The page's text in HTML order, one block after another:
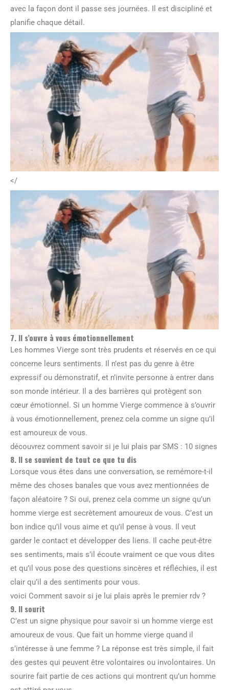
avec la façon dont il passe ses journées. Il est discipliné et
planifie chaque détail.
</
7. Il s’ouvre à vous émotionnellement
Les hommes Vierge sont très prudents et réservés en ce qui
concerne leurs sentiments. Il n’est pas du genre à être
expressif ou démonstratif, et n’invite personne à entrer dans
son monde intérieur. Il a des barrières qui protègent son
cœur émotionnel. Si un homme Vierge commence à s’ouvrir
à vous émotionnellement, prenez cela comme un signe qu’il
est amoureux de vous.
découvrez comment savoir si je lui plais par SMS : 10 signes
8. Il se souvient de tout ce que tu dis
Lorsque vous êtes dans une conversation, se remémore-t-il
même des choses banales que vous avez mentionnées de
façon aléatoire ? Si oui, prenez cela comme un signe qu’un
homme vierge est secrètement amoureux de vous. C’est un
bon indice qu’il vous aime et qu’il pense à vous. Il veut
garder le contact et développer des liens. Il cache peut-être
ses sentiments, mais s’il écoute vraiment ce que vous dites
et qu’il vous pose des questions sincères et réfléchies, il est
clair qu’il a des sentiments pour vous.
voici Comment savoir si je lui plais après le premier rdv ?
9. Il sourit
C’est un signe physique pour savoir si un homme vierge est
amoureux de vous. Que fait un homme vierge quand il
s’intéresse à une femme ? La réponse est très simple, il fait
des gestes qui peuvent être volontaires ou involontaires. Un
sourire fait partie de ces actions qui montrent qu’un homme